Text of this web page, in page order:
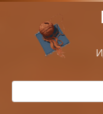
Перейти
контенту
Поиск: